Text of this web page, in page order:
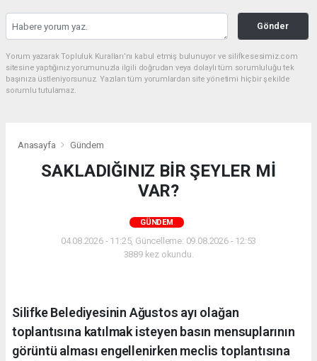
Gönder
Yorum yazarak Topluluk Kuralları’nı kabul etmiş bulunuyor ve silifkesesimiz.com
sitesine yaptığınız yorumunuzla ilgili doğrudan veya dolaylı tüm sorumluluğu tek
başınıza üstleniyorsunuz. Yazılan tüm yorumlardan site yönetimi hiçbir şekilde
sorumlu tutulamaz.
Anasayfa Gündem
SAKLADIĞINIZ BİR ŞEYLER Mİ
VAR?
GÜNDEM
04.08.2026 - 11:25, Güncelleme: 09.08.2026 - 12:53
3889 kez okundu.
Silifke Belediyesinin Ağustos ayı olağan
toplantısına katılmak isteyen basın mensuplarının
görüntü alması engellenirken meclis toplantısına